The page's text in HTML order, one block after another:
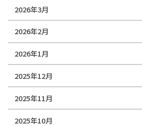
2026年3月
2026年2月
2026年1月
2025年12月
2025年11月
2025年10月